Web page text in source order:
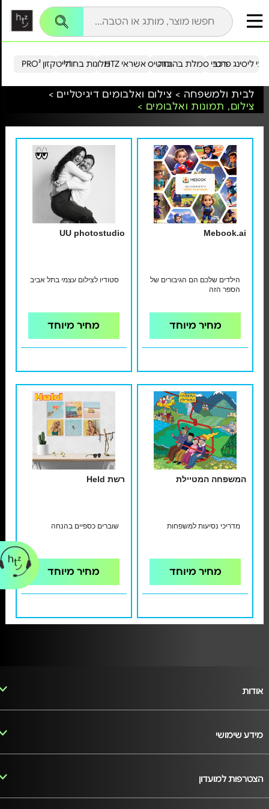
הייטקזון PRO²מלונות בחו"ל כרטיס אשראי HTZ ליסינג פרטירכבי סמלת בהנחה
לבית ולמשפחה > צילום ואלבומים דיגיטליים >
צילום, תמונות ואלבומים >
Mebook.ai
הילדים שלכם הם הגיבורים של
הספר הזה
מחיר מיוחד
UU photostudio
סטודיו לצילום עצמי בתל אביב
מחיר מיוחד
המשפחה המטיילת
מדריכי נסיעות למשפחות
מחיר מיוחד
רשת Held
שוברים כספיים בהנחה
מחיר מיוחד
אודות
מידע שימושי
הצטרפות למועדון